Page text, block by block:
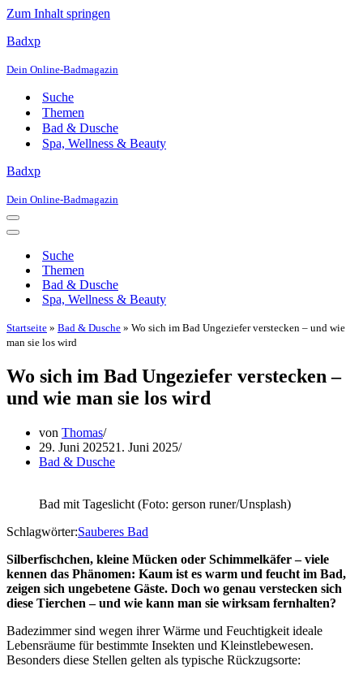
Zum Inhalt springen
Badxp
Dein Online-Badmagazin
Suche
Themen
Bad & Dusche
Spa, Wellness & Beauty
Badxp
Dein Online-Badmagazin
Navigationsmenü
Navigationsmenü
Suche
Themen
Bad & Dusche
Spa, Wellness & Beauty
Startseite » Bad & Dusche » Wo sich im Bad Ungeziefer verstecken – und wie
man sie los wird
Wo sich im Bad Ungeziefer verstecken –
und wie man sie los wird
von Thomas
29. Juni 202521. Juni 2025
Bad & Dusche
Bad mit Tageslicht (Foto: gerson runer/Unsplash)
Schlagwörter:Sauberes Bad
Silberfischchen, kleine Mücken oder Schimmelkäfer – viele
kennen das Phänomen: Kaum ist es warm und feucht im Bad,
zeigen sich ungebetene Gäste. Doch wo genau verstecken sich
diese Tierchen – und wie kann man sie wirksam fernhalten?
Badezimmer sind wegen ihrer Wärme und Feuchtigkeit ideale
Lebensräume für bestimmte Insekten und Kleinstlebewesen.
Besonders diese Stellen gelten als typische Rückzugsorte: